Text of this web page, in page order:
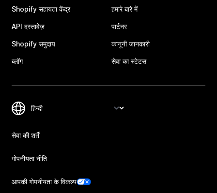
Shopify सहायता केंद्र
API दस्तावेज़
Shopify समुदाय
ब्लॉग
हमारे बारे में
पार्टनर
कानूनी जानकारी
सेवा का स्टेटस
सेवा की शर्तें
गोपनीयता नीति
आपकी गोपनीयता के विकल्प